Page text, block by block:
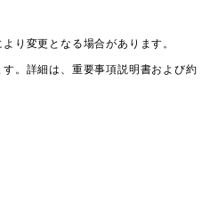
り変更となる場合があります。
。詳細は、重要事項説明書および約